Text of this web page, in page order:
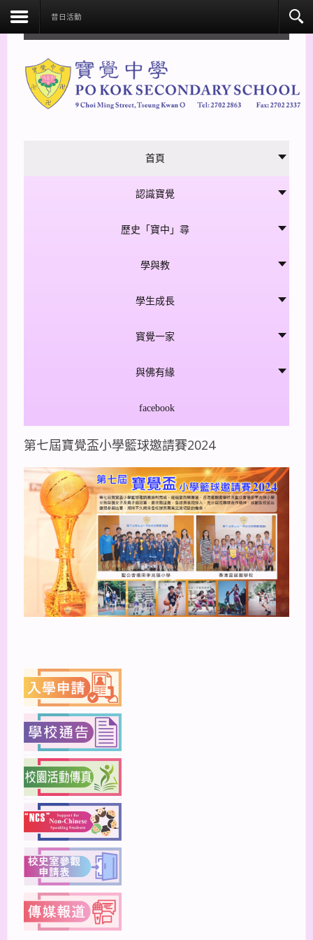
昔日活動
首頁
認識寶覺
歷史「寶中」尋
學與教
學生成長
寳覺一家
與佛有緣
facebook
第七屆寶覺盃小學籃球邀請賽2024